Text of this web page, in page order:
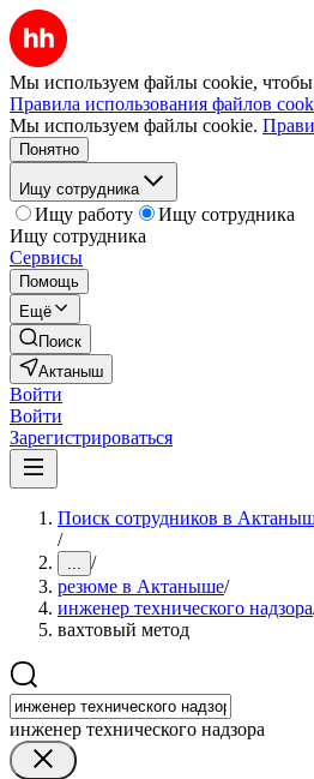
Мы используем файлы cookie, чтобы
Правила использования файлов
Мы используем файлы cookie.
Понятно
Ищу сотрудника
Ищу работу
Ищу сотрудника
Ищу сотрудника
Сервисы
Помощь
Ещё
Поиск
Актаныш
Войти
Войти
Зарегистрироваться
Поиск сотрудников в
/
... /
резюме в Актаныше/
инженер технического надзора
вахтовый метод
инженер технического надзора